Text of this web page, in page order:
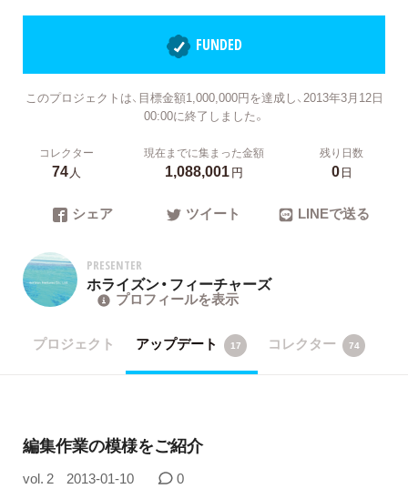
FUNDED
このプロジェクトは、目標金額1,000,000円を達成し、2013年3月12日
00:00に終了しました。
コレクター
74人
現在までに集まった金額
1,088,001円
残り日数
0日
シェア ツイート LINEで送る
PRESENTER
ホライズン・フィーチャーズ
プロフィールを表示
プロジェクト アップデート 17 コレクター 74
編集作業の模様をご紹介
vol. 2 2013-01-10 0